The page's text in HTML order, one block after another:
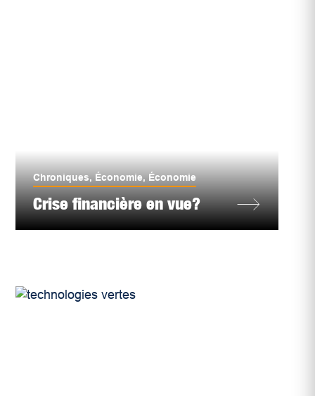
Chroniques, Économie, Économie
Crise financière en vue?